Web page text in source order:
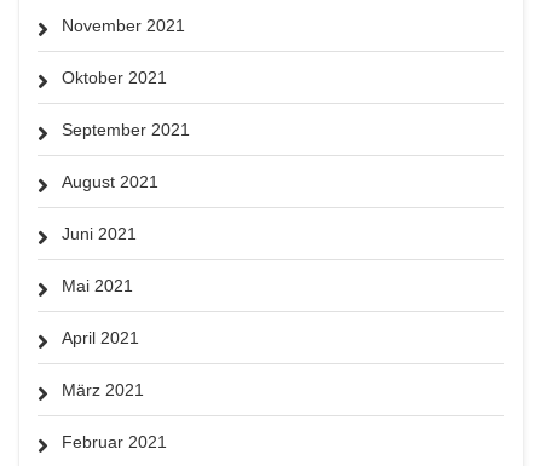
November 2021
Oktober 2021
September 2021
August 2021
Juni 2021
Mai 2021
April 2021
März 2021
Februar 2021